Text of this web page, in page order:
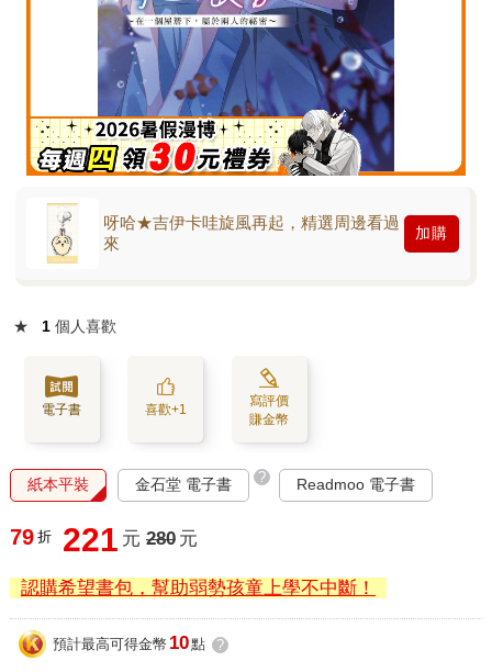
呀哈★吉伊卡哇旋風再起，精選周邊看過
來
加購
★ 1 個人喜歡
電子書 喜歡+1
寫評價
賺金幣
紙本平裝 金石堂 電子書 ? Readmoo 電子書
79 折 221 元 280 元
認購希望書包，幫助弱勢孩童上學不中斷！
預計最高可得金幣 10點 ?